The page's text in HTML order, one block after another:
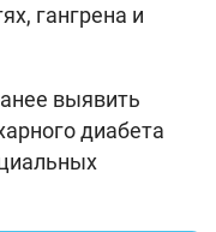
гангрена и
выявить
диабета